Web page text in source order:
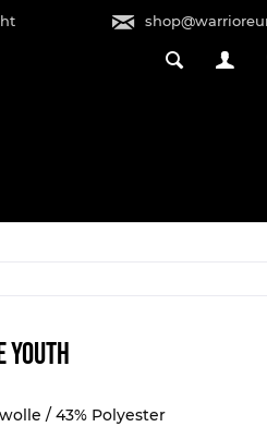
Youth
/ 43% Polyester